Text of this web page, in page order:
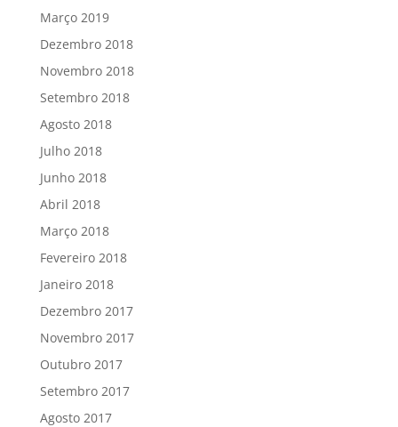
Março 2019
Dezembro 2018
Novembro 2018
Setembro 2018
Agosto 2018
Julho 2018
Junho 2018
Abril 2018
Março 2018
Fevereiro 2018
Janeiro 2018
Dezembro 2017
Novembro 2017
Outubro 2017
Setembro 2017
Agosto 2017